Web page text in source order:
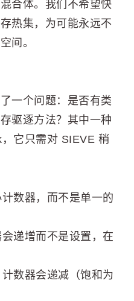
合体。我们不希望快
热集，为可能永远不
间。
一个问题：是否有类
驱逐方法？其中一种
它只需对 SIEVE 稍
数器，而不是单一的
递增而不是设置，在
数器会递减（饱和为